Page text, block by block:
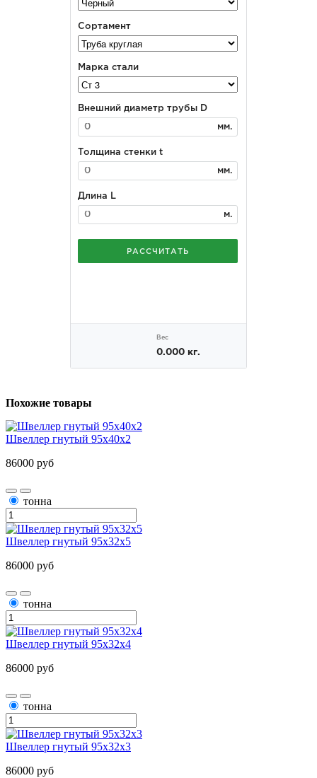
Похожие товары
Швеллер гнутый 95х40х2
86000 руб
тонна
Швеллер гнутый 95х32х5
86000 руб
тонна
Швеллер гнутый 95х32х4
86000 руб
тонна
Швеллер гнутый 95х32х3
86000 руб